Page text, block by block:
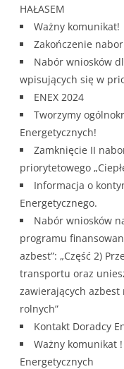
HAŁASEM
Ważny komunikat!
Zakończenie
Nabór wniosków
wpisujących się w
ENEX 2024
Tworzymy
Energetycznych!
Zamknięcie II
priorytetowego
Informacja o
Energetycznego.
Nabór wniosków
programu
azbest”: „Część 2)
transportu oraz
zawierających
rolnych”
Kontakt Doradcy
Ważny komunikat
Energetycznych